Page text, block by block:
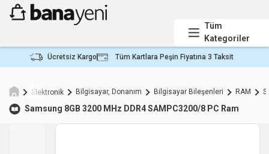
Tüm
Kategoriler
Ücretsiz Kargo Tüm Kartlara Peşin Fiyatına 3 Taksit
Elektronik Bilgisayar, Donanım Bilgisayar Bileşenleri RAM
Samsung 8GB 3200 MHz DDR4 SAMPC3200/8 PC Ram